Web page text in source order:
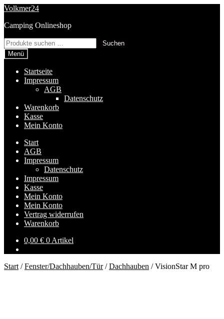
Zur
springen
Zum
springen
Volkmer24
Camping Onlineshop
Suchen
nach:
Suchen
Menü
Startseite
Impressum
AGB
Datenschutz
Warenkorb
Kasse
Mein Konto
Start
AGB
Impressum
Datenschutz
Impressum
Kasse
Mein Konto
Mein Konto
Vertrag widerrufen
Warenkorb
0,00 € 0 Artikel
Start /Fenster/Dachhauben/Tür/Dachhauben /VisionStar M pro